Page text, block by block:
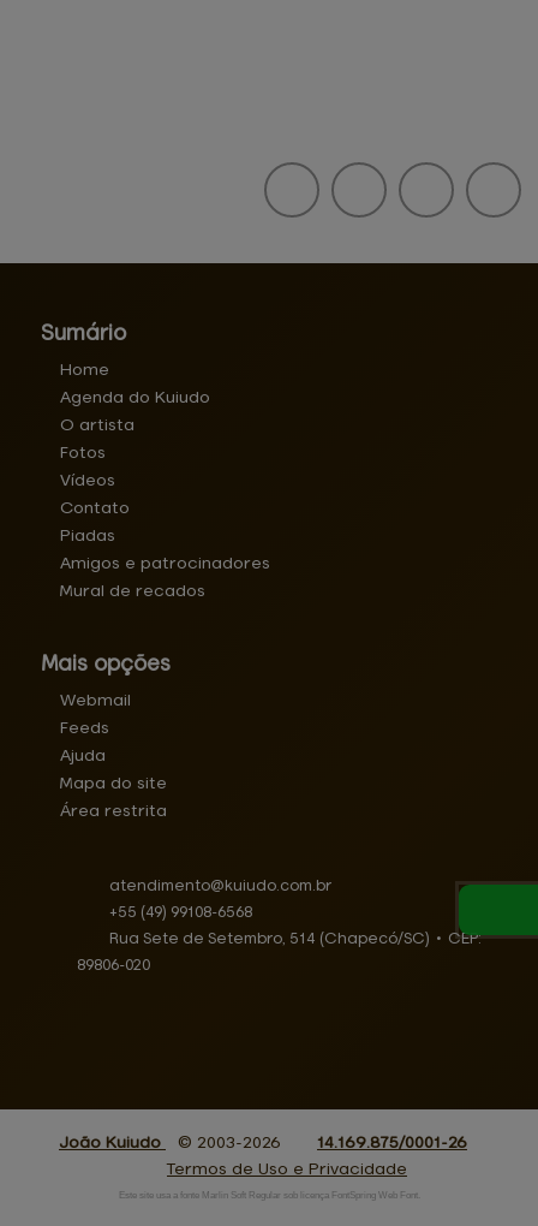
Sumário
Home
Agenda do Kuiudo
O artista
Fotos
Vídeos
Contato
Piadas
Amigos e patrocinadores
Mural de recados
Mais opções
Webmail
Feeds
Ajuda
Mapa do site
Área restrita
atendimento@ kuiudo.com.br
+55 (49) 99108-6568
Rua Sete de Setembro, 514 (Chapecó/SC) • CEP:
89806-020
João Kuiudo © 2003-2026
14.169.875/0001-26
Termos de Uso e Privacidade
Este site usa a fonte Marlin Soft Regular sob licença FontSpring Web Font.